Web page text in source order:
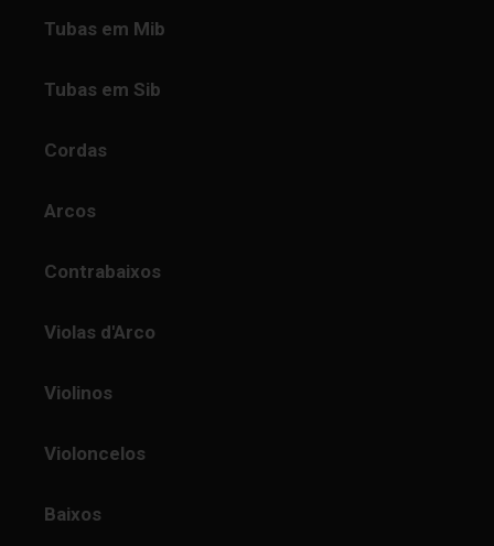
Tubas em Mib
Tubas em Sib
Cordas
Arcos
Contrabaixos
Violas d'Arco
Violinos
Violoncelos
Baixos